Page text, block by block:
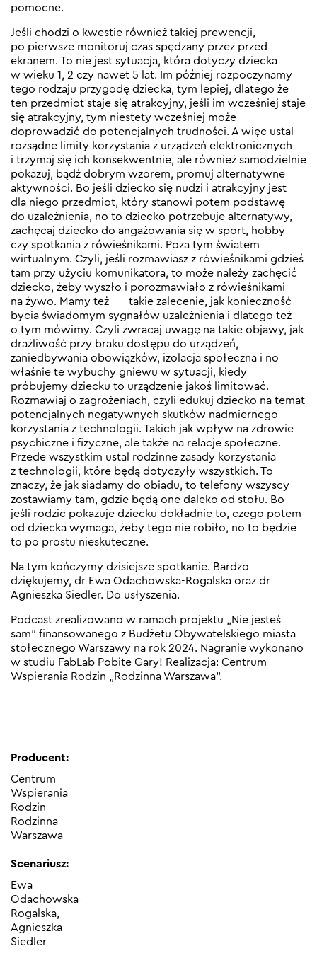
pomocne.
Jeśli chodzi o kwestie również takiej prewencji,
po pierwsze monitoruj czas spędzany przez przed
ekranem. To nie jest sytuacja, która dotyczy dziecka
w wieku 1, 2 czy nawet 5 lat. Im później rozpoczynamy
tego rodzaju przygodę dziecka, tym lepiej, dlatego że
ten przedmiot staje się atrakcyjny, jeśli im wcześniej staje
się atrakcyjny, tym niestety wcześniej może
doprowadzić do potencjalnych trudności. A więc ustal
rozsądne limity korzystania z urządzeń elektronicznych
i trzymaj się ich konsekwentnie, ale również samodzielnie
pokazuj, bądź dobrym wzorem, promuj alternatywne
aktywności. Bo jeśli dziecko się nudzi i atrakcyjny jest
dla niego przedmiot, który stanowi potem podstawę
do uzależnienia, no to dziecko potrzebuje alternatywy,
zachęcaj dziecko do angażowania się w sport, hobby
czy spotkania z rówieśnikami. Poza tym światem
wirtualnym. Czyli, jeśli rozmawiasz z rówieśnikami gdzieś
tam przy użyciu komunikatora, to może należy zachęcić
dziecko, żeby wyszło i porozmawiało z rówieśnikami
na żywo. Mamy też takie zalecenie, jak konieczność
bycia świadomym sygnałów uzależnienia i dlatego też
o tym mówimy. Czyli zwracaj uwagę na takie objawy, jak
drażliwość przy braku dostępu do urządzeń,
zaniedbywania obowiązków, izolacja społeczna i no
właśnie te wybuchy gniewu w sytuacji, kiedy
próbujemy dziecku to urządzenie jakoś limitować.
Rozmawiaj o zagrożeniach, czyli edukuj dziecko na temat
potencjalnych negatywnych skutków nadmiernego
korzystania z technologii. Takich jak wpływ na zdrowie
psychiczne i fizyczne, ale także na relacje społeczne.
Przede wszystkim ustal rodzinne zasady korzystania
z technologii, które będą dotyczyły wszystkich. To
znaczy, że jak siadamy do obiadu, to telefony wszyscy
zostawiamy tam, gdzie będą one daleko od stołu. Bo
jeśli rodzic pokazuje dziecku dokładnie to, czego potem
od dziecka wymaga, żeby tego nie robiło, no to będzie
to po prostu nieskuteczne.
Na tym kończymy dzisiejsze spotkanie. Bardzo
dziękujemy, dr Ewa Odachowska-Rogalska oraz dr
Agnieszka Siedler. Do usłyszenia.
Podcast zrealizowano w ramach projektu „Nie jesteś
sam” finansowanego z Budżetu Obywatelskiego miasta
stołecznego Warszawy na rok 2024. Nagranie wykonano
w studiu FabLab Pobite Gary! Realizacja: Centrum
Wspierania Rodzin „Rodzinna Warszawa”.
Producent:
Centrum
Wspierania
Rodzin
Rodzinna
Warszawa
Scenariusz:
Ewa
Odachowska-
Rogalska,
Agnieszka
Siedler